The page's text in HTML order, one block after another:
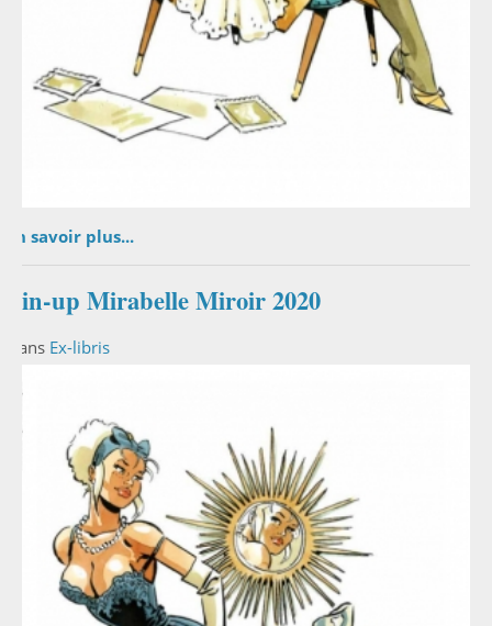
En savoir plus...
Pin-up Mirabelle Miroir 2020
Dans Ex-libris